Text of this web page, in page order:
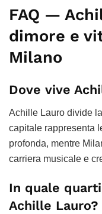
FAQ —
dimore e
Milano
Dove vive
Achille Lauro divide
capitale rappresenta
profonda, mentre
carriera musicale e
In quale
Achille Lauro?